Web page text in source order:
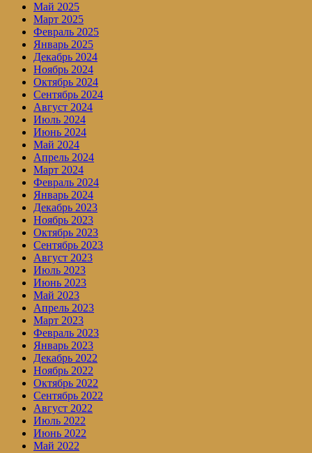
Май 2025
Март 2025
Февраль 2025
Январь 2025
Декабрь 2024
Ноябрь 2024
Октябрь 2024
Сентябрь 2024
Август 2024
Июль 2024
Июнь 2024
Май 2024
Апрель 2024
Март 2024
Февраль 2024
Январь 2024
Декабрь 2023
Ноябрь 2023
Октябрь 2023
Сентябрь 2023
Август 2023
Июль 2023
Июнь 2023
Май 2023
Апрель 2023
Март 2023
Февраль 2023
Январь 2023
Декабрь 2022
Ноябрь 2022
Октябрь 2022
Сентябрь 2022
Август 2022
Июль 2022
Июнь 2022
Май 2022